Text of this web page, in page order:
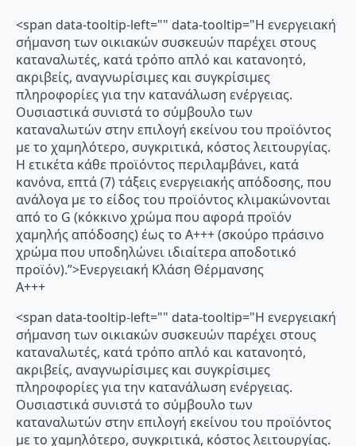
<span data-tooltip-left="" data-tooltip="Η ενεργειακή
σήμανση των οικιακών συσκευών παρέχει στους
καταναλωτές, κατά τρόπο απλό και κατανοητό,
ακριβείς, αναγνωρίσιμες και συγκρίσιμες
πληροφορίες για την κατανάλωση ενέργειας.
Ουσιαστικά συνιστά το σύμβουλο των
καταναλωτών στην επιλογή εκείνου του προϊόντος
με το χαμηλότερο, συγκριτικά, κόστος λειτουργίας.
Η ετικέτα κάθε προϊόντος περιλαμβάνει, κατά
κανόνα, επτά (7) τάξεις ενεργειακής απόδοσης, που
ανάλογα με το είδος του προϊόντος κλιμακώνονται
από το G (κόκκινο χρώμα που αφορά προϊόν
χαμηλής απόδοσης) έως το Α+++ (σκούρο πράσινο
χρώμα που υποδηλώνει ιδιαίτερα αποδοτικό
προϊόν).”>Ενεργειακή Κλάση Θέρμανσης
A+++
<span data-tooltip-left="" data-tooltip="Η ενεργειακή
σήμανση των οικιακών συσκευών παρέχει στους
καταναλωτές, κατά τρόπο απλό και κατανοητό,
ακριβείς, αναγνωρίσιμες και συγκρίσιμες
πληροφορίες για την κατανάλωση ενέργειας.
Ουσιαστικά συνιστά το σύμβουλο των
καταναλωτών στην επιλογή εκείνου του προϊόντος
με το χαμηλότερο, συγκριτικά, κόστος λειτουργίας.